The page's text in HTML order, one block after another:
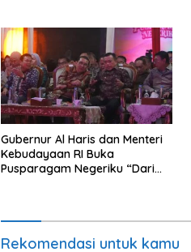
bisa jaga diri, 60% masa
depan sudah ada di tangan”
Gubernur Al Haris dan Menteri
Kebudayaan RI Buka
Pusparagam Negeriku “Dari
Rekomendasi untuk kamu